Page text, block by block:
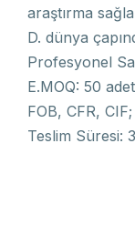
araştırma
D. dünya
Profesyonel
E.MOQ: 50
FOB, CFR,
Teslim Süresi: